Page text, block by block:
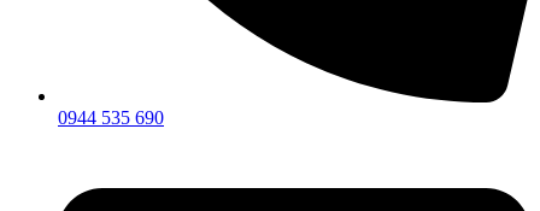
0944 535 690